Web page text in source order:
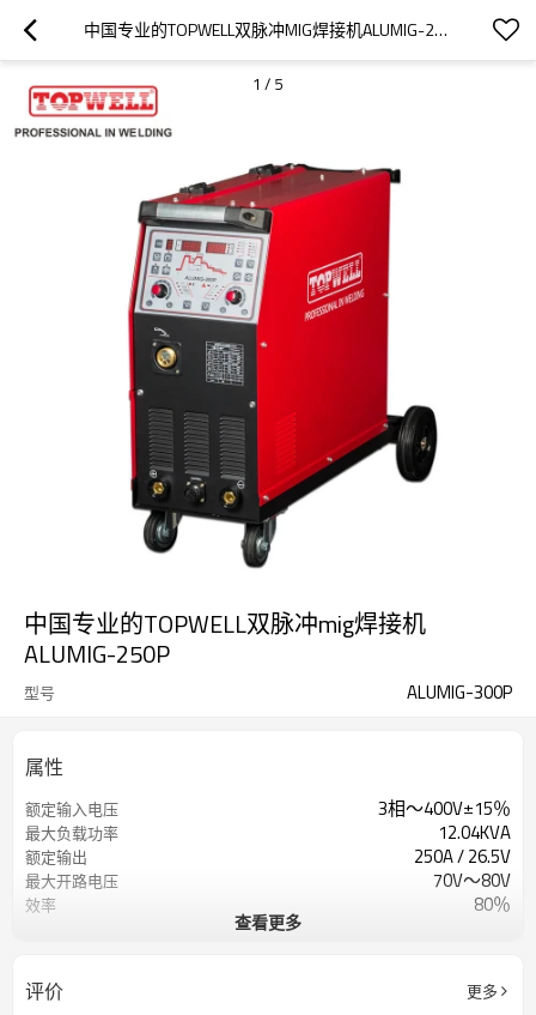
中国专业的TOPWELL双脉冲MIG焊接机ALUMIG-250P
1 / 5
中国专业的TOPWELL双脉冲mig焊接机
ALUMIG-250P
型号 ALUMIG-300P
属性
额定输入电压 3相〜400V±15％
最大负载功率 12.04KVA
额定输出 250A / 26.5V
最大开路电压 70V〜80V
效率 80％
保修单
方面 790X250X650mm
查看更多
评价 更多